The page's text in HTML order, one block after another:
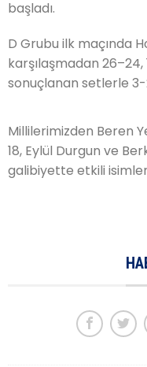
başladı.
D Grubu ilk maçında
karşılaşmadan 26–24,
sonuçlanan setlerle 3-
Millilerimizden Beren
18, Eylül Durgun ve
galibiyette etkili